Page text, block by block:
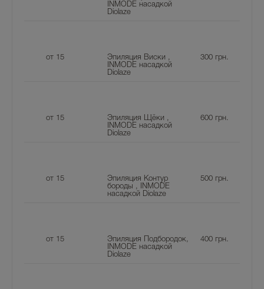
INMODE насадкой
Diolaze
от 15
Эпиляция Виски ,
INMODE насадкой
Diolaze
300грн.
от 15
Эпиляция Щёки ,
INMODE насадкой
Diolaze
600грн.
от 15
Эпиляция Контур
бороды , INMODE
насадкой Diolaze
500грн.
от 15
Эпиляция Подбородок,
INMODE насадкой
Diolaze
400грн.